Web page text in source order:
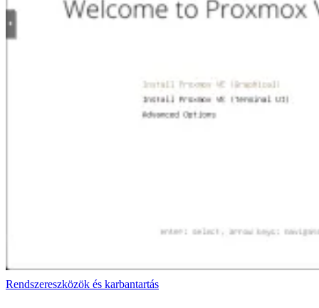
Rendszereszközök és karbantartás